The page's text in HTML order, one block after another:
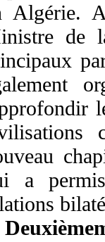
Algérie.
de
a